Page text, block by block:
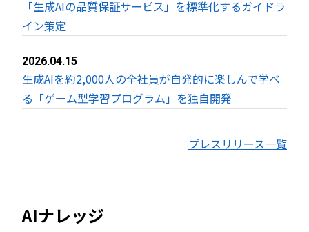
「生成AIの品質保証サービス」を標準化するガイドラ
イン策定
2026.04.15
生成AIを約2,000人の全社員が自発的に楽しんで学べ
る「ゲーム型学習プログラム」を独自開発
プレスリリース一覧
AIナレッジ